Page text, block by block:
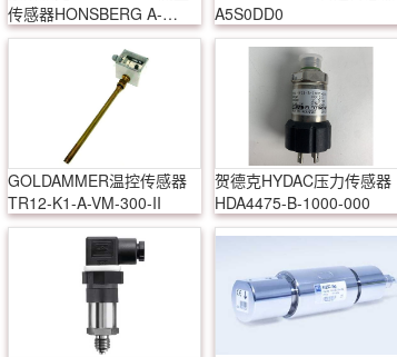
传感器HONSBERG A-
H1.1-1
A5S0DD0
GOLDAMMER温控传感器
TR12-K1-A-VM-300-II
贺德克HYDAC压力传感器
HDA4475-B-1000-000